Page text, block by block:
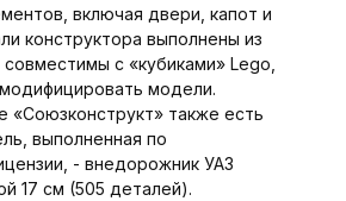
включая двери, капот и
конструктора выполнены из
совместимы с «кубиками» Lego,
модели.
«Союзконструкт» также есть
выполненная по
- внедорожник УАЗ
17 см (505 деталей).